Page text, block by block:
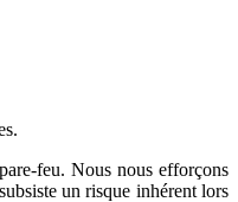
feu. Nous nous efforçons
un risque inhérent lors